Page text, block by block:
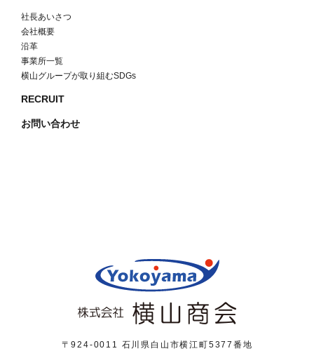
社長あいさつ
会社概要
沿革
事業所一覧
横山グループが取り組むSDGs
RECRUIT
お問い合わせ
〒924-0011 石川県白山市横江町5377番地